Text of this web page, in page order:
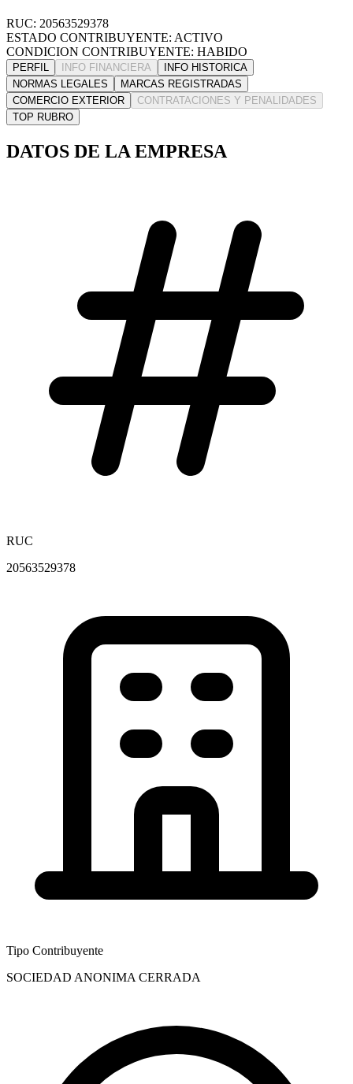
RUC: 20563529378
ESTADO CONTRIBUYENTE: ACTIVO
CONDICION CONTRIBUYENTE: HABIDO
PERFIL INFO FINANCIERA
INFO HISTORICA
NORMAS LEGALES
MARCAS REGISTRADAS
COMERCIO EXTERIOR
CONTRATACIONES Y PENALIDADES
TOP RUBRO
DATOS DE LA EMPRESA
RUC
20563529378
Tipo Contribuyente
SOCIEDAD ANONIMA CERRADA